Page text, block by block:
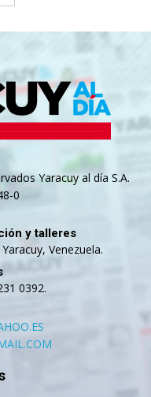
Yaracuy al día S.A.
0
y talleres
Venezuela.
0392.